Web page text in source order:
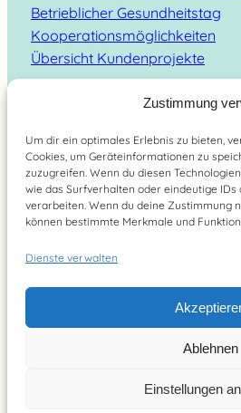
Zustimmung
Um dir ein optimales Erlebnis zu bieten,
Cookies, um Geräteinformationen zu
zuzugreifen. Wenn du diesen
wie das Surfverhalten oder eindeutige
verarbeiten. Wenn du deine Zustimmung
können bestimmte Merkmale und
Dienste verwalten
Ablehnen
Einstellungen
Betrieblicher Gesundheitstag
Kooperationsmöglichkeiten
Übersicht Kundenprojekte
Suchen
Brain Food Magazin – lebe
Facebook